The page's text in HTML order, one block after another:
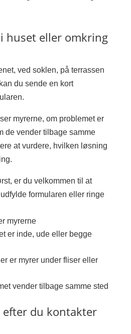
huset eller omkring
ved soklen, på terrassen
du sende en kort
myrerne, om problemet er
de vender tilbage samme
at vurdere, hvilken løsning
er du velkommen til at
formularen eller ringe
myrerne
er inde, ude eller begge
er myrer under fliser eller
vender tilbage samme sted
efter du kontakter